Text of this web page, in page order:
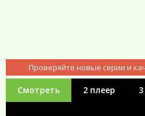
Проверяйте новые серии и
Смотреть 2 плеер